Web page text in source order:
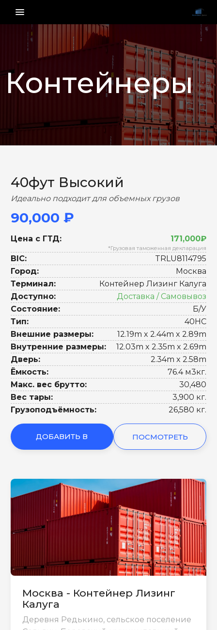
menu_vert
Контейнеры
НАЗАД ВПЕРЕД
40фут Высокий
Идеально подходит для объемных грузов
90,000 ₽
Цена с ГТД: 171,000₽
*Грузовая таможенная декларация
BIC:
TRLU8114795
Город:
Москва
Терминал:
Контейнер Лизинг Калуга
Доступно:
Доставка / Самовывоз
Состояние:
Б/У
Тип:
40HC
Внешние размеры:
12.19m x 2.44m x 2.89m
Внутренние размеры:
12.03m x 2.35m x 2.69m
Дверь:
2.34m x 2.58m
Ёмкость:
76.4 м3кг.
Макс. вес брутто:
30,480
Вес тары:
3,900 кг.
Грузоподъёмность:
26,580 кг.
ДОБАВИТЬ В ПОСМОТРЕТЬ
Москва - Контейнер Лизинг
Калуга
Деревня Редькино, сельское поселение